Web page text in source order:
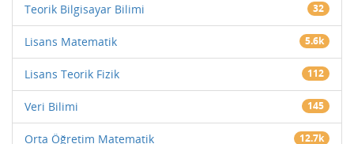
Teorik Bilgisayar Bilimi 32
Lisans Matematik 5.6k
Lisans Teorik Fizik 112
Veri Bilimi 145
Orta Öğretim Matematik 12.7k